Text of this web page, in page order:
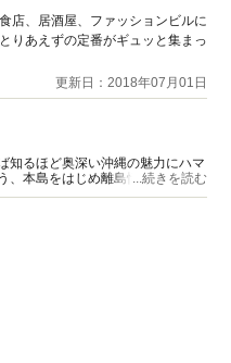
店、居酒屋、ファッションビルに
りあえずの定番がギュッと集まっ
更新日：2018年07月01日
知るほど奥深い沖縄の魅力にハマ
、本島をはじめ離島情報もまじえ
...続きを読む